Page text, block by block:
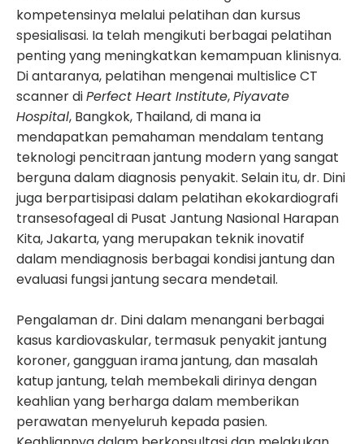
kompetensinya melalui pelatihan dan kursus
spesialisasi. Ia telah mengikuti berbagai pelatihan
penting yang meningkatkan kemampuan klinisnya.
Di antaranya, pelatihan mengenai multislice CT
scanner diPerfect Heart Institute,Piyavate
Hospital, Bangkok, Thailand, di mana ia
mendapatkan pemahaman mendalam tentang
teknologi pencitraan jantung modern yang sangat
berguna dalam diagnosis penyakit. Selain itu, dr. Dini
juga berpartisipasi dalam pelatihan ekokardiografi
transesofageal di Pusat Jantung Nasional Harapan
Kita, Jakarta, yang merupakan teknik inovatif
dalam mendiagnosis berbagai kondisi jantung dan
evaluasi fungsi jantung secara mendetail.
Pengalaman dr. Dini dalam menangani berbagai
kasus kardiovaskular, termasuk penyakit jantung
koroner, gangguan irama jantung, dan masalah
katup jantung, telah membekali dirinya dengan
keahlian yang berharga dalam memberikan
perawatan menyeluruh kepada pasien.